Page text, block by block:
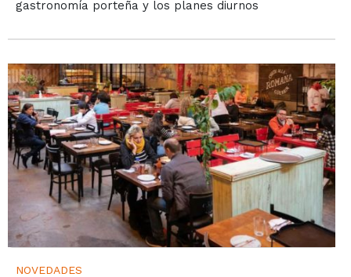
gastronomía porteña y los planes diurnos
NOVEDADES